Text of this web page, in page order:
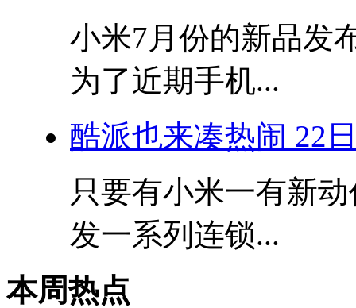
小米7月份的新品发
为了近期手机...
酷派也来凑热闹 22
只要有小米一有新
发一系列连锁...
本周热点